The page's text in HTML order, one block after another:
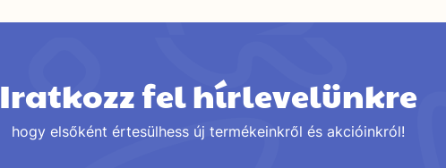
Iratkozz fel hírlevelünkre
hogy elsőként értesülhess új termékeinkről és akcióinkról!